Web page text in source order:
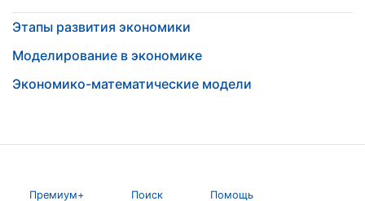
Этапы развития экономики
Моделирование в экономике
Экономико-математические модели
Премиум+ Поиск Помощь